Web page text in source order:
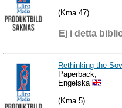
(Kma.47)
Ej i detta
Rethinking the
Paperback,
Engelska
(Kma.5)